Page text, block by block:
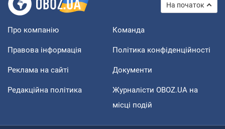
На початок
Про компанію Команда
Правова інформація Політика конфіденційності
Реклама на сайті Документи
Редакційна політика
Журналісти OBOZ.UA на
місці подій